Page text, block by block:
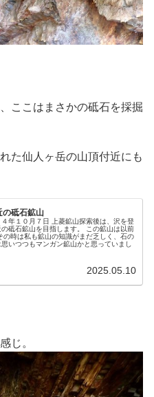
ここはまさかの砥石を採掘
た仙人ヶ岳の山頂付近にも
の砥石鉱山
年１０月７日 上菱鉱山探索後は、沢を登
の砥石鉱山を目指します。 この鉱山は以前
の時は私も鉱山の知識がまだ乏しく、石の
いつつもマンガン鉱山かと思っていまし
2025.05.10
じ。